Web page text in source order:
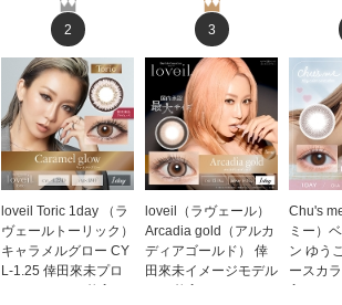
2
loveil Toric 1day （ラ
ヴェールトーリック）
キャラメルグロー CY
L-1.25 倖田來未プロ
デュース （10枚入
3
loveil（ラヴェール）
Arcadia gold（アルカ
ディアゴールド） 倖
田來未イメージモデル
（10枚入り）
Chu's
ミー）
ン ゆう
ースカ
入り）